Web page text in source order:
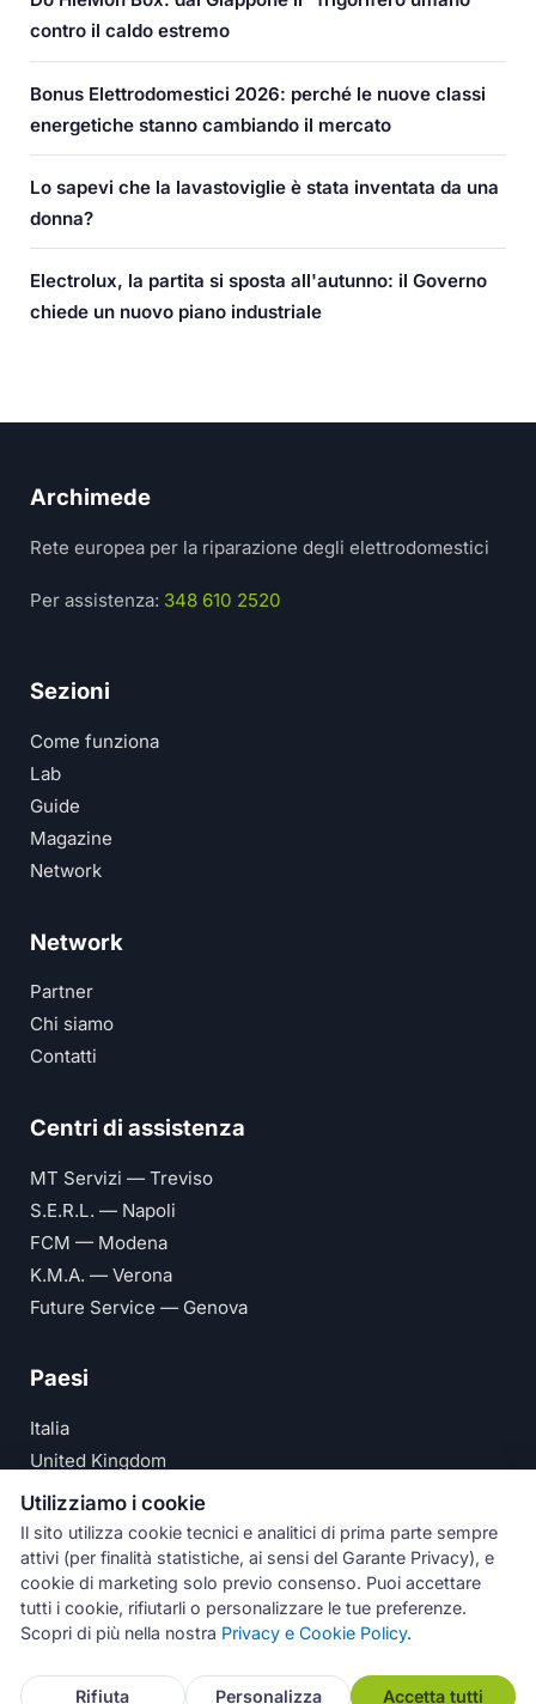
contro il caldo estremo
Bonus Elettrodomestici 2026: perché le nuove classi
energetiche stanno cambiando il mercato
Lo sapevi che la lavastoviglie è stata inventata da una
donna?
Electrolux, la partita si sposta all'autunno: il Governo
chiede un nuovo piano industriale
Archimede
Rete europea per la riparazione degli elettrodomestici
Per assistenza: 348 610 2520
Sezioni
Come funziona
Lab
Guide
Magazine
Network
Network
Partner
Chi siamo
Contatti
Centri di assistenza
MT Servizi — Treviso
S.E.R.L. — Napoli
FCM — Modena
K.M.A. — Verona
Future Service — Genova
Paesi
Italia
United Kingdom
Deutschland
España
© Numeri Primi Srl — P.IVA IT11621120960 ·Privacy e
Cookie Policy
Utilizziamo i cookie
Il sito utilizza cookie tecnici e analitici di prima parte sempre
attivi (per finalità statistiche, ai sensi del Garante Privacy), e
cookie di marketing solo previo consenso. Puoi accettare
tutti i cookie, rifiutarli o personalizzare le tue preferenze.
Scopri di più nella nostra Privacy e Cookie Policy.
Rifiuta Personalizza Accetta tutti